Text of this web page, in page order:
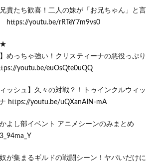
貴たち歓喜！二人の妹が「お兄ちゃん」と言
youtu.be/rRTeY7m9vs0
めっちゃ強い！クリスティーナの悪役っぷり
youtu.be/euOsQte0uQQ
ッシュ】久々の対戦？！トゥインクルウィッ
https://youtu.be/uQXanAlN-mA
よし部イベント アニメシーンのみまとめ
が集まるギルドの戦闘シーン！ヤバいだけに